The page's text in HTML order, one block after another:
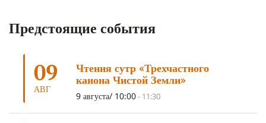
АНАЛИТИЧЕСКАЯ МЕДИТАЦИЯ(7)
ТРИ ОСНОВЫ ПУТИ(5) ЛХАБАБ ДУЧЕН(5)
ОЧИСТИТЕЛЬНЫЕ ПРАКТИКИ(5) САМ СЕБЕ ПСИХОЛОГ
УМ И ЕГО ПОТЕНЦИАЛ
Предстоящие события
09
АВГ
Чтения сутр «Трехчастного
канона Чистой Земли»
9 августа/ 10:00- 11:30